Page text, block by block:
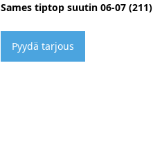
Sames tiptop suutin 06-07 (211)
Pyydä tarjous